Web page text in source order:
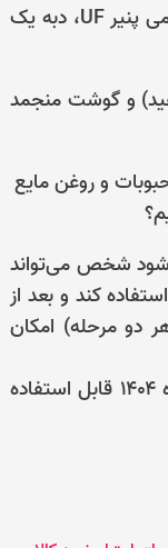
گروه لبنیات: شیر کم چرب، بسته ۴۰۰ گرمی پنیر UF، دبه یک
و گوشت منجمد
و روغن مایع
شود شخص می‌تواند
کند و بعد از
هر دو مرحله) امکان
اعتبار کالابرگ‌ الکترونیک تا پایان خردادماه ۱۴۰۴ قابل استفاده